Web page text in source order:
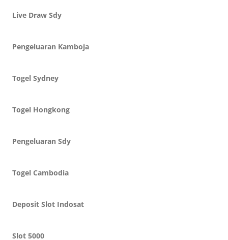
Live Draw Sdy
Pengeluaran Kamboja
Togel Sydney
Togel Hongkong
Pengeluaran Sdy
Togel Cambodia
Deposit Slot Indosat
Slot 5000